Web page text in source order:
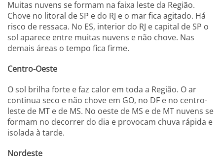
Muitas nuvens se formam na faixa leste da Região.
Chove no litoral de SP e do RJ e o mar fica agitado. Há
risco de ressaca. No ES, interior do RJ e capital de SP o
sol aparece entre muitas nuvens e não chove. Nas
demais áreas o tempo fica firme.
Centro-Oeste
O sol brilha forte e faz calor em toda a Região. O ar
continua seco e não chove em GO, no DF e no centro-
leste de MT e de MS. No oeste de MS e de MT nuvens se
formam no decorrer do dia e provocam chuva rápida e
isolada à tarde.
Nordeste